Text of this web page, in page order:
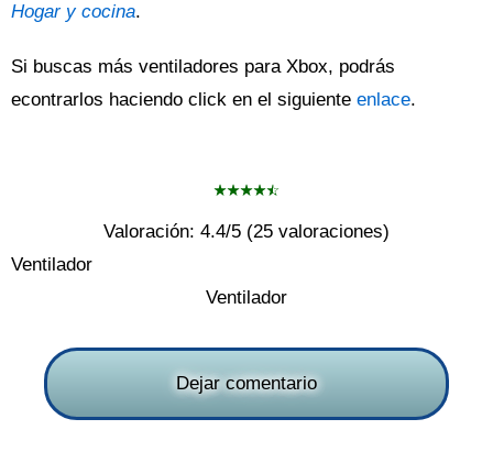
Hogar y cocina.
Si buscas más ventiladores para Xbox, podrás
econtrarlos haciendo click en el siguiente enlace.
Valoración: 4.4/5 (25 valoraciones)
Ventilador
Ventilador
Dejar comentario